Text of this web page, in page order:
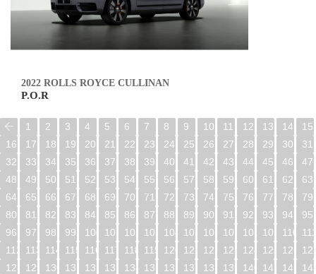
2022 ROLLS ROYCE CULLINAN
P.O.R
1 2 3 4 5 6 7 8 9 10 11 12 13 14
15
16
17 18 19 20 21 22 23 24 25 26 27 28 29 30
31
32
33 34 35 36 37 38 39 40 41 42 43 44 45 46
47
48
49 50 51 52 53 54 55 56 57 58 59 60 61 62
63
64
65 66 67 68 69 70 71 72 73 74 75 76 77 78
79
80
81 82 83 84 85 86 87 88 89 90 91 92 93 94
95
96
97 98 99 100 101 102 103 104 105 106 107 108 109 110
112
113 114 115 116 117 118 119 120 121 122 123 124 125 126
128
129 130 131 132 133 134 135 136 137 138 139 140 141 142